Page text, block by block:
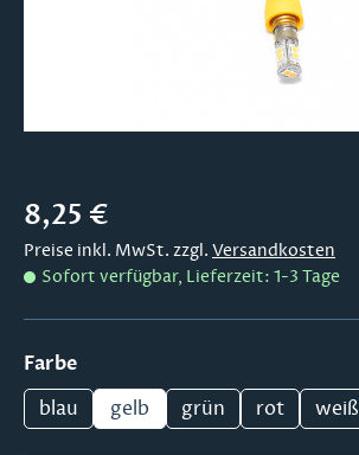
Regulärer Preis:
8,25 €
Preise inkl. MwSt. zzgl. Versandkosten
Sofort verfügbar, Lieferzeit: 1-3 Tage
Farbeauswählen
blau
gelb grün rot weiß